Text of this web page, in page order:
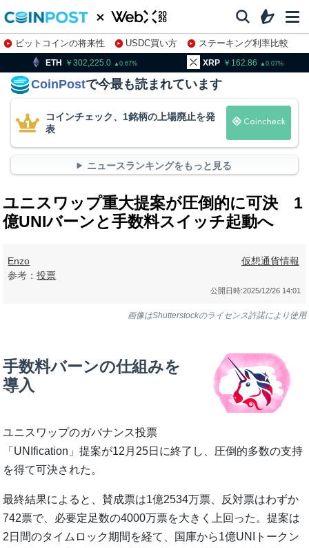
ビットコインの将来性 USDC買い方
ステーキング利率比較
株特集・関連銘柄
302,225.0 0.67 XRP 0.07 BNB
CoinPostで今最も読まれています
コインチェック、1銘柄の上場廃止を発
表
ニュースランキングをもっと見る
ユニスワップ重大提案が圧倒的に可決 1
億UNIバーンと手数料スイッチ起動へ
Enzo
参考：投票
仮想通貨情報
公開日時:2025/12/26 14:01
画像はShutterstockのライセンス許諾により使用
手数料バーンの仕組みを
導入
ユニスワップのガバナンス投票
「UNIfication」提案が12月25日に終了し、圧倒的多数の支持
を得て可決された。
最終結果によると、賛成票は1億2534万票、反対票はわずか
742票で、必要定足数の4000万票を大きく上回った。提案は
2日間のタイムロック期間を経て、国庫から1億UNIトークン